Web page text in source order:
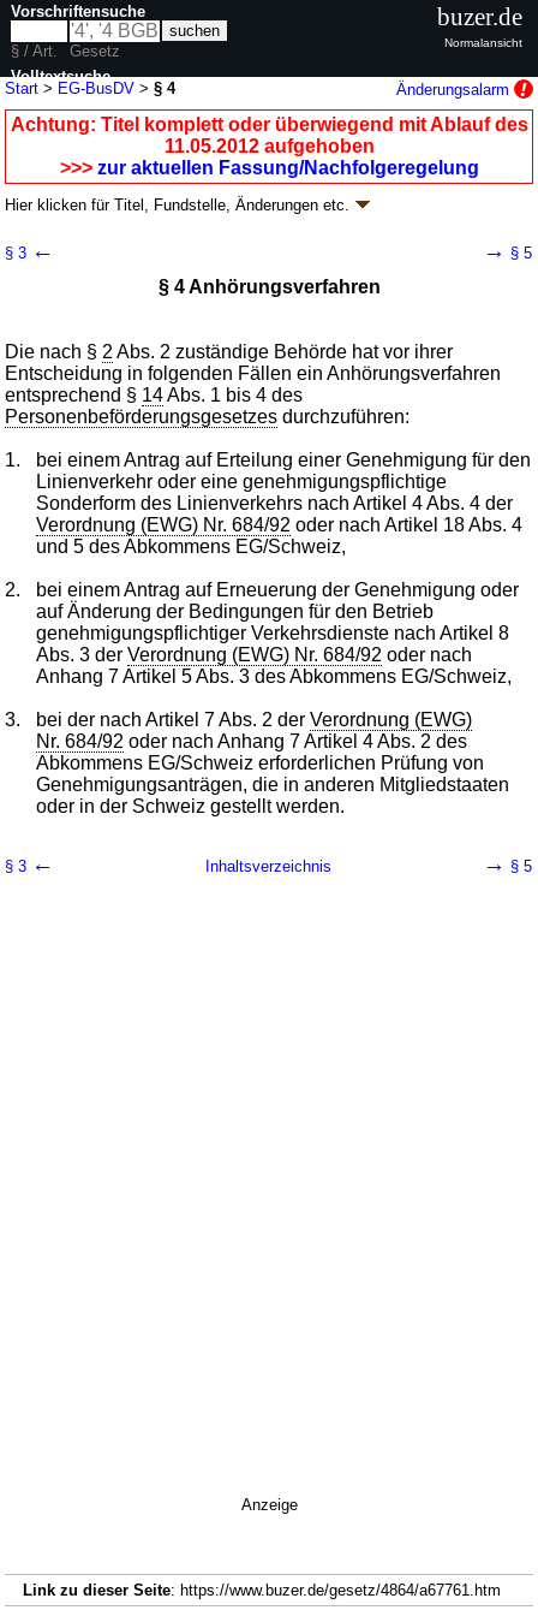
Start > EG-BusDV >§ 4 Änderungsalarm
Achtung: Titel komplett oder überwiegend mit Ablauf des
11.05.2012 aufgehoben
>>> zur aktuellen Fassung/Nachfolgeregelung
Hier klicken fürTitel, Fundstelle, Änderungen etc.
BusDV)
Artikel 1 V. v. 11.08.2004 BGBl. I S. 2169 ; aufgehoben durch
3 weitere Fassungen
| Drucksachen / Entwurf / Begründung
wird in 3 Vorschriften zitiert
§ 3 ← → § 5
§ 4 Anhörungsverfahren
Die nach § 2 Abs. 2 zuständige Behörde hat vor ihrer
Entscheidung in folgenden Fällen ein Anhörungsverfahren
entsprechend § 14Abs. 1 bis 4 des
Personenbeförderungsgesetzes durchzuführen:
1.
bei einem Antrag auf Erteilung einer Genehmigung für den
Linienverkehr oder eine genehmigungspflichtige
Sonderform des Linienverkehrs nach Artikel 4 Abs. 4 der
Verordnung (EWG) Nr. 684/92 oder nach Artikel 18 Abs. 4
und 5 des Abkommens EG/Schweiz,
2.
bei einem Antrag auf Erneuerung der Genehmigung oder
auf Änderung der Bedingungen für den Betrieb
genehmigungspflichtiger Verkehrsdienste nach Artikel 8
Abs. 3 derVerordnung (EWG) Nr. 684/92 oder nach
Anhang 7 Artikel 5 Abs. 3 des Abkommens EG/Schweiz,
3. bei der nach Artikel 7 Abs. 2 derVerordnung (EWG)
Nr. 684/92 oder nach Anhang 7 Artikel 4 Abs. 2 des
Abkommens EG/Schweiz erforderlichen Prüfung von
Genehmigungsanträgen, die in anderen Mitgliedstaaten
oder in der Schweiz gestellt werden.
§ 3 ← Inhaltsverzeichnis → § 5
Vorschriftensuche
§ / Art.
Gesetz
Volltextsuche
nur in EG-BusDV
buzer.de
Normalansicht
Anzeige
Link zu dieser Seite: https://www.buzer.de/gesetz/4864/a67761.htm